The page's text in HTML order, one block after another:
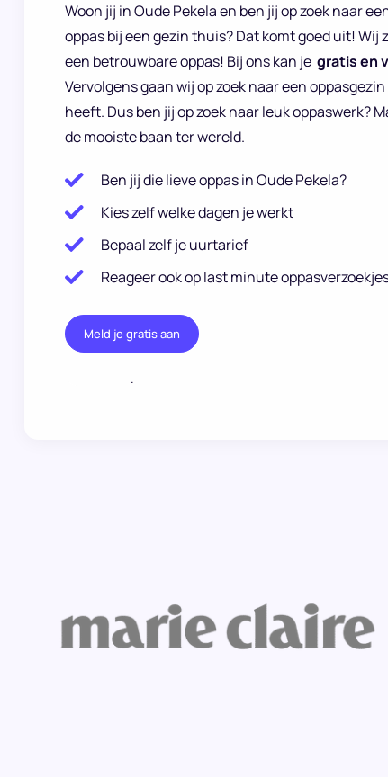
Woon jij in Oude Pekela en ben jij op zoek naar
oppas bij een gezin thuis? Dat komt goed uit! Wij
een betrouwbare oppas! Bij ons kan je gratis en
Vervolgens gaan wij op zoek naar een
heeft. Dus ben jij op zoek naar leuk oppaswerk?
de mooiste baan ter wereld.
Ben jij die lieve oppas in Oude Pekela?
Kies zelf welke dagen je werkt
Bepaal zelf je uurtarief
Reageer ook op last minute
Meld je gratis aan
.